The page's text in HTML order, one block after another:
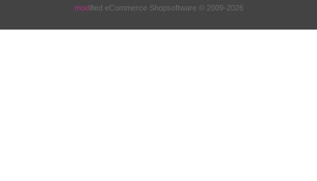
modified eCommerce Shopsoftware © 2009-2026